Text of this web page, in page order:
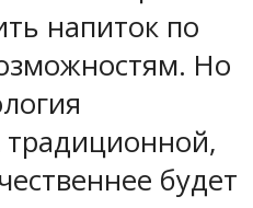
напиток по
Но
традиционной,
будет